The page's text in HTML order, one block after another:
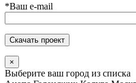
*Ваш e-mail
×
Выберите ваш город из списка